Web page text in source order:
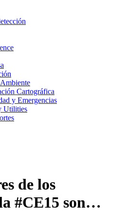
Cartográfica
y Emergencias
Utilities
de los
#CE15 son…